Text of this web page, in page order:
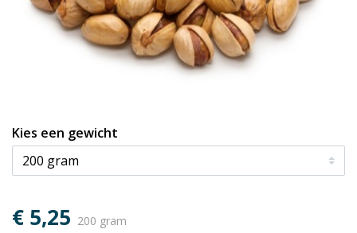
Kies een gewicht
€ 5,25 200 gram